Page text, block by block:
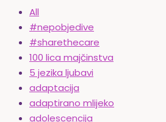
All
#nepobjedive
#sharethecare
100 lica majčinstva
5 jezika ljubavi
adaptacija
adaptirano mlijeko
adolescencija